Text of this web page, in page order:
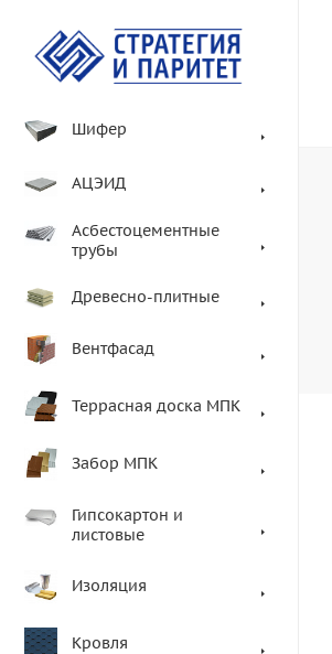
Шифер
АЦЭИД
Асбестоцементные
трубы
Древесно-плитные
Вентфасад
Террасная доска МПК
Забор МПК
Гипсокартон и
листовые
Изоляция
Кровля